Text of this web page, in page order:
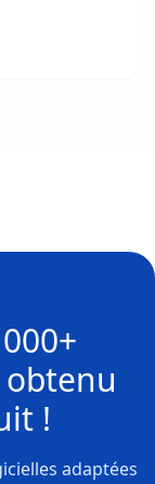
!
adaptées